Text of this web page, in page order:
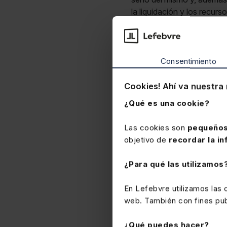
Consentimiento
Cookies! Ahí va nuestra
¿Qué es una cookie?
Las cookies son
objetivo de recordar la
¿Para qué las
En Lefebvre utilizamos las
web. También con fines
¿Qué puedes hacer?
la liquidación y los
la que se acordaba la
tributos que había
caduca, dado que tanto
interrumpir la
autoliquidación, en 2015,
Administración a